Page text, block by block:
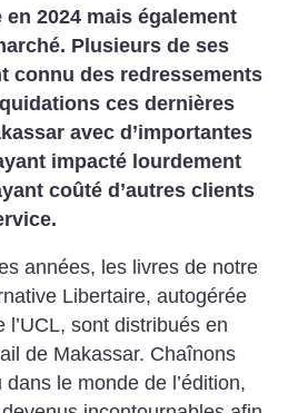
2024 mais également
Plusieurs de ses
connu des redressements
ces dernières
avec d’importantes
impacté lourdement
coûté d’autres clients
années, les livres de notre
Libertaire, autogérée
sont distribués en
de Makassar. Chaînons
le monde de l’édition,